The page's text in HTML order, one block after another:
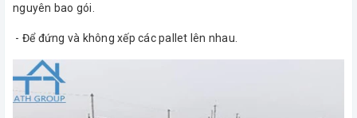
nguyên bao gói.
- Để đứng và không xếp các pallet lên nhau.